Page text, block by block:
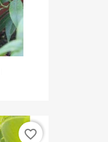
favorite_border